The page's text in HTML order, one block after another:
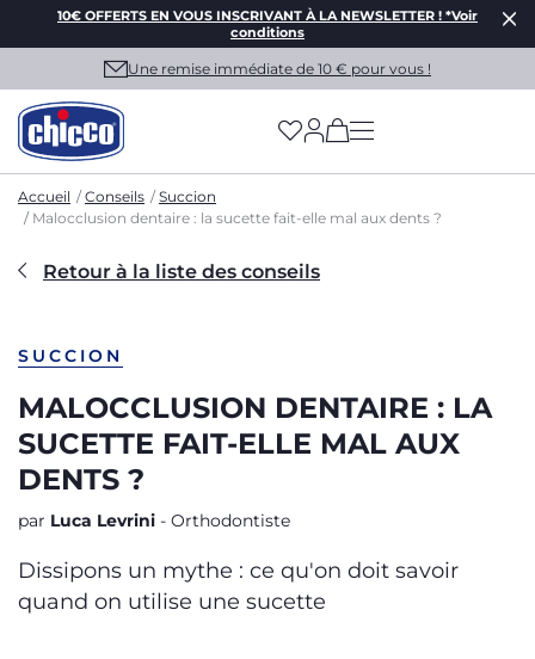
10€ OFFERTS EN VOUS INSCRIVANT À LA NEWSLETTER ! *Voir
conditions
Une remise immédiate de 10 € pour vous !
(has more options
Accueil Conseils
Succion
Malocclusion dentaire : la sucette fait-elle mal aux dents ?
Retour à la liste des conseils
SUCCION
MALOCCLUSION DENTAIRE : LA
SUCETTE FAIT-ELLE MAL AUX
DENTS ?
par Luca Levrini - Orthodontiste
Dissipons un mythe : ce qu'on doit savoir
quand on utilise une sucette